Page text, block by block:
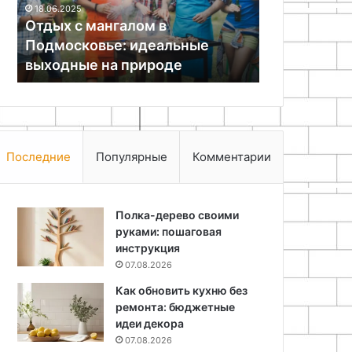
для
начинающих
07.05.2026
Как связать снуд спицами
пошаговая инструкция для
начинающих
работает
там,
другие
не
справляются
Эпиляция
работает
Последние Популярные Комментарии
Полка-дерево своими
руками: пошаговая
инструкция
07.08.2026
Как обновить кухню без
ремонта: бюджетные
идеи декора
07.08.2026